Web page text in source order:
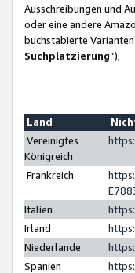
Ausschreibungen und
oder eine andere
buchstabierte
Suchplatzierung”);
Land
Vereinigtes
Königreich
Frankreich
Italien
Irland
Niederlande
Spanien